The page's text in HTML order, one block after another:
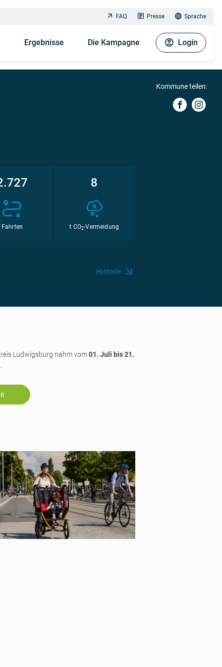
FAQ Presse Sprache
Ergebnisse Die Kampagne Login
Fahrten
8
t CO2-Vermeidung
Historie
Kommune teilen:
Ludwigsburg nahm vom01. Juli bis 21.